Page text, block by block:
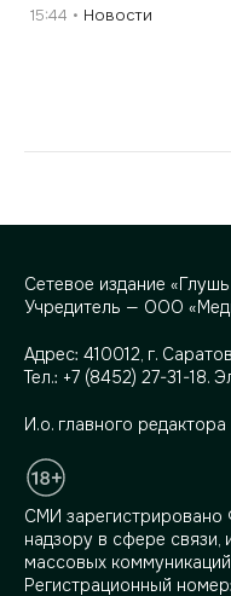
15:44 Новости
Сетевое издание
Учредитель — ООО
Адрес: 410012, г.
Тел.: +7 (8452) 27-31-18.
И.о. главного
СМИ
надзору в сфере связи,
массовых
Регистрационный